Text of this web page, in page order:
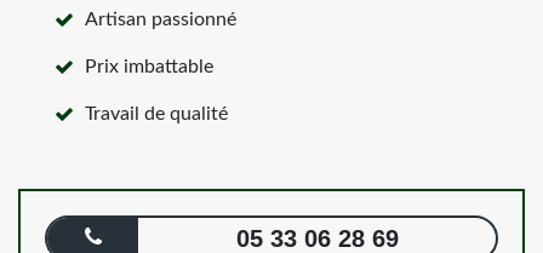
Artisan passionné
Prix imbattable
Travail de qualité
05 33 06 28 69